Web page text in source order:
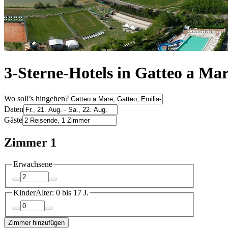
3-Sterne-Hotels in Gatteo a
Wo soll’s hingehen?
Daten
Gäste
Zimmer 1
Erwachsene
KinderAlter: 0 bis 17 J.
Zimmer hinzufügen